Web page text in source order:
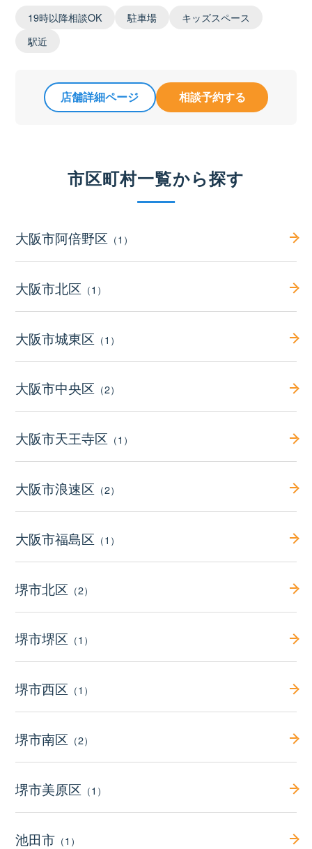
19時以降相談OK 駐車場
キッズスペース
駅近
店舗詳細ページ 相談予約する
市区町村一覧から探す
大阪市阿倍野区 （1）
大阪市北区 （1）
大阪市城東区 （1）
大阪市中央区 （2）
大阪市天王寺区 （1）
大阪市浪速区 （2）
大阪市福島区 （1）
堺市北区 （2）
堺市堺区 （1）
堺市西区 （1）
堺市南区 （2）
堺市美原区 （1）
池田市 （1）